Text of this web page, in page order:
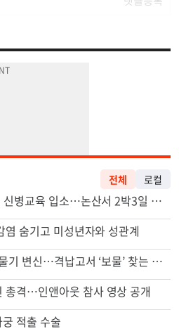
염 숨기고 미성년자와 성관계
격…인앤아웃 참사 영상 공개